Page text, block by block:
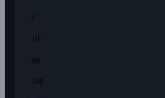
5
10
50
100